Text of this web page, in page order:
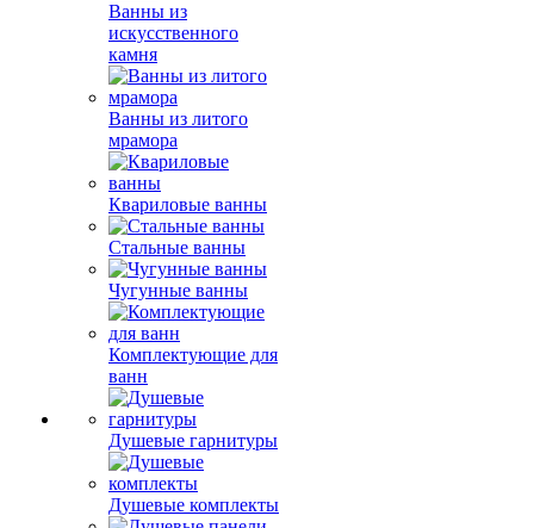
Ванны из
искусственного
камня
Ванны из литого
мрамора
Квариловые ванны
Стальные ванны
Чугунные ванны
Комплектующие для
ванн
Душевые гарнитуры
Душевые комплекты